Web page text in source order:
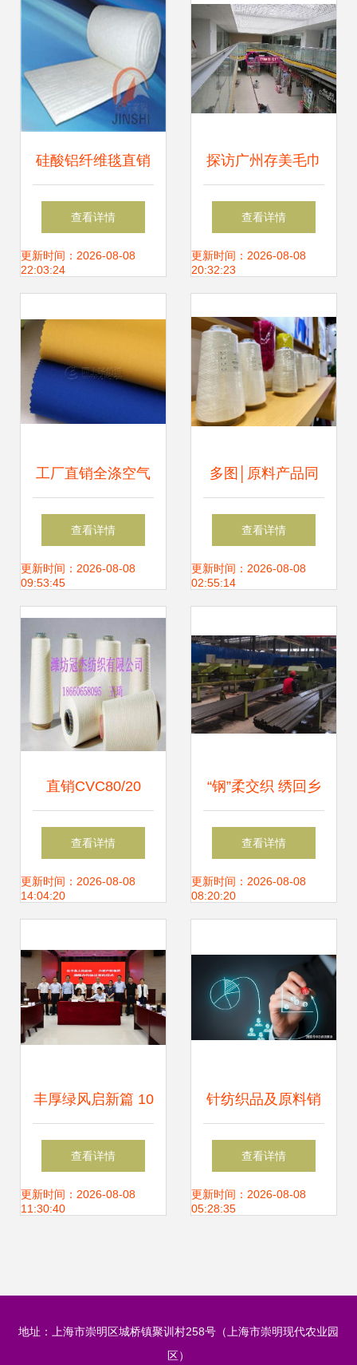
向
硅酸铝纤维毯直销
优势解析 厂家直供
针刺毯的型号规格
售指南
查看详情
更新时间：2026-08-08
22:03:24
探访广州存美毛巾
厂 从源头看针纺织
品原料销售新商机
查看详情
更新时间：2026-08-08
20:32:23
工厂直销全涤空气
层针织面料 服装面
料的供应链优化与
价值分析
查看详情
更新时间：2026-08-08
09:53:45
多图│原料产品同
台展出 “丝丽雅
造”纺织品抢镜上海
查看详情
更新时间：2026-08-08
02:55:14
直销CVC80/20
40S涤棉混纺纱线
为针纺织品提供高
查看详情
更新时间：2026-08-08
14:04:20
“钢”柔交织 绣回乡
情的650万销售额
之谜
查看详情
更新时间：2026-08-08
08:20:20
丰厚绿风启新篇 10
万资本撬动针纺蓝
海，丰县小微皮革
查看详情
更新时间：2026-08-08
11:30:40
针纺织品及原料销
售常见问答
查看详情
更新时间：2026-08-08
05:28:35
地址：上海市崇明区城桥镇聚训村258号（上海市崇明现代农业园
区）